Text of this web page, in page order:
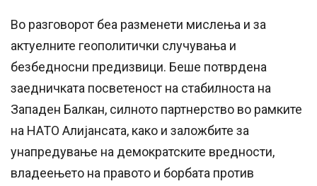
Во разговорот беа разменети мислења и за
актуелните геополитички случувања и
безбедносни предизвици. Беше потврдена
заедничката посветеност на стабилноста на
Западен Балкан, силното партнерство во рамките
на НАТО Алијансата, како и заложбите за
унапредување на демократските вредности,
владеењето на правото и борбата против